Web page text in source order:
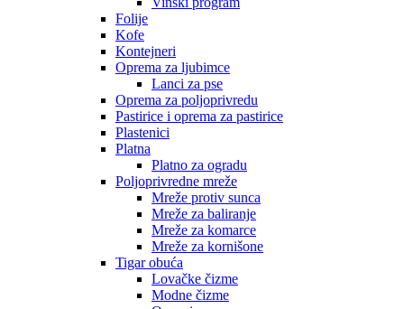
Folije
Kofe
Kontejneri
Oprema za ljubimce
Lanci za pse
Oprema za poljoprivredu
Pastirice i oprema za pastirice
Plastenici
Platna
Platno za ogradu
Poljoprivredne mreže
Mreže protiv sunca
Mreže za baliranje
Mreže za komarce
Mreže za kornišone
Tigar obuća
Lovačke čizme
Modne čizme